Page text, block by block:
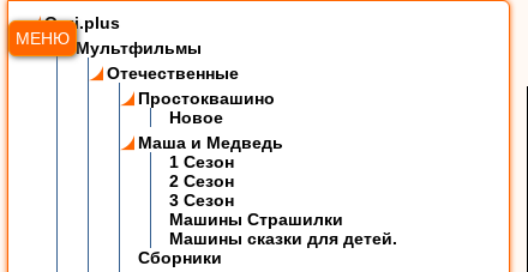
МЕНЮ
Ozzi.plus
Мультфильмы
Отечественные
Простоквашино
Новое
Маша и Медведь
1 Сезон
2 Сезон
3 Сезон
Машины Страшилки
Машины сказки для детей.
Сборники